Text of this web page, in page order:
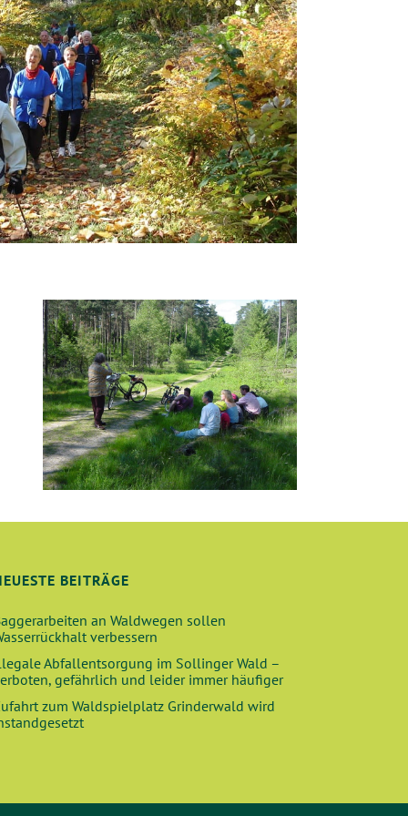
BEITRÄGE
an Waldwegen sollen
verbessern
Abfallentsorgung im Sollinger Wald –
gefährlich und leider immer häufiger
zum Waldspielplatz Grinderwald wird